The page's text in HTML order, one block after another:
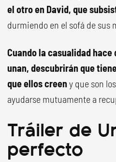
el otro en David, que
durmiendo en el sofá de sus
Cuando la casualidad hace
unan, descubrirán que
que ellos creen y que son
ayudarse mutuamente a
Tráiler de
perfecto